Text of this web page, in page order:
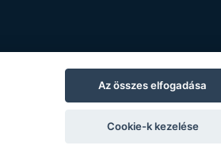
Spaneco
Az összes elfogadása
Cookie-k kezelése